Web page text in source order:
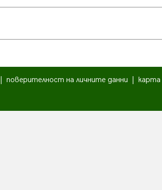
поверителност на личните данни карта